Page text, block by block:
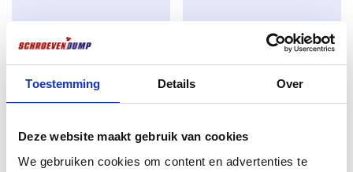
Toestemming Details Over
Deze website maakt gebruik van cookies
We gebruiken cookies om content en advertenties te
Montage van houten en kunststof
raamkozijnen
het gebruik van pluggen
schroevendump
spaanplaatschroeven
deeldraad 4,0 x 40 TX-20
€3,75
excl. BTW:€3,10
Schroevendump
band/snelbouwschroeven
grove draad 3,9 x 25 1000
€15,99Oorspronkelijke
prijs
€14,50
prijs
excl. BTW:€11,98